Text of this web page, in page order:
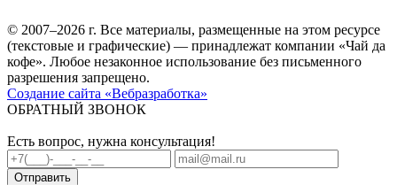
© 2007–2026 г. Все материалы, размещенные на этом ресурсе
(текстовые и графические) — принадлежат компании «Чай да
кофе». Любое незаконное использование без письменного
разрешения запрещено.
Создание сайта «Вебразработка»
ОБРАТНЫЙ ЗВОНОК
Есть вопрос, нужна консультация!